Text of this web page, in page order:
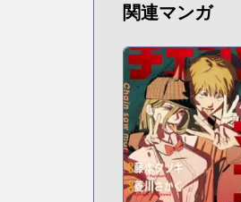
関連マンガ